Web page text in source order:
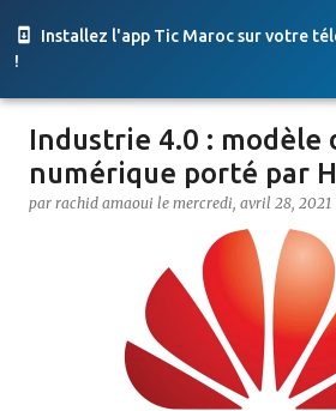
Installez l'app Tic Maroc sur votre
!
Accéder au contenu
Industrie 4.0 : modèle
numérique porté par
par rachid amaoui le mercredi, avril 28, 2021